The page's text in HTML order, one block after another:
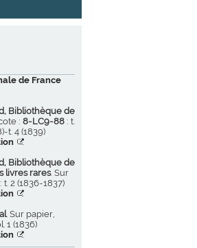
de France
Bibliothèque de
: 8-LC9-88 : t.
t. 4 (1839)
Bibliothèque de
livres rares. Sur
: t. 2 (1836-1837)
. Sur papier,
1 (1836)